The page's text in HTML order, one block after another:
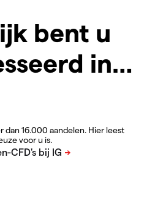
bent u
in…
dan 16.000 aandelen. Hier leest
voor u is.